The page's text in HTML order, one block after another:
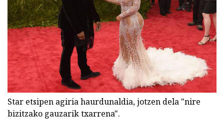
Star etsipen agiria haurdunaldia, jotzen dela "nire
bizitzako gauzarik txarrena".